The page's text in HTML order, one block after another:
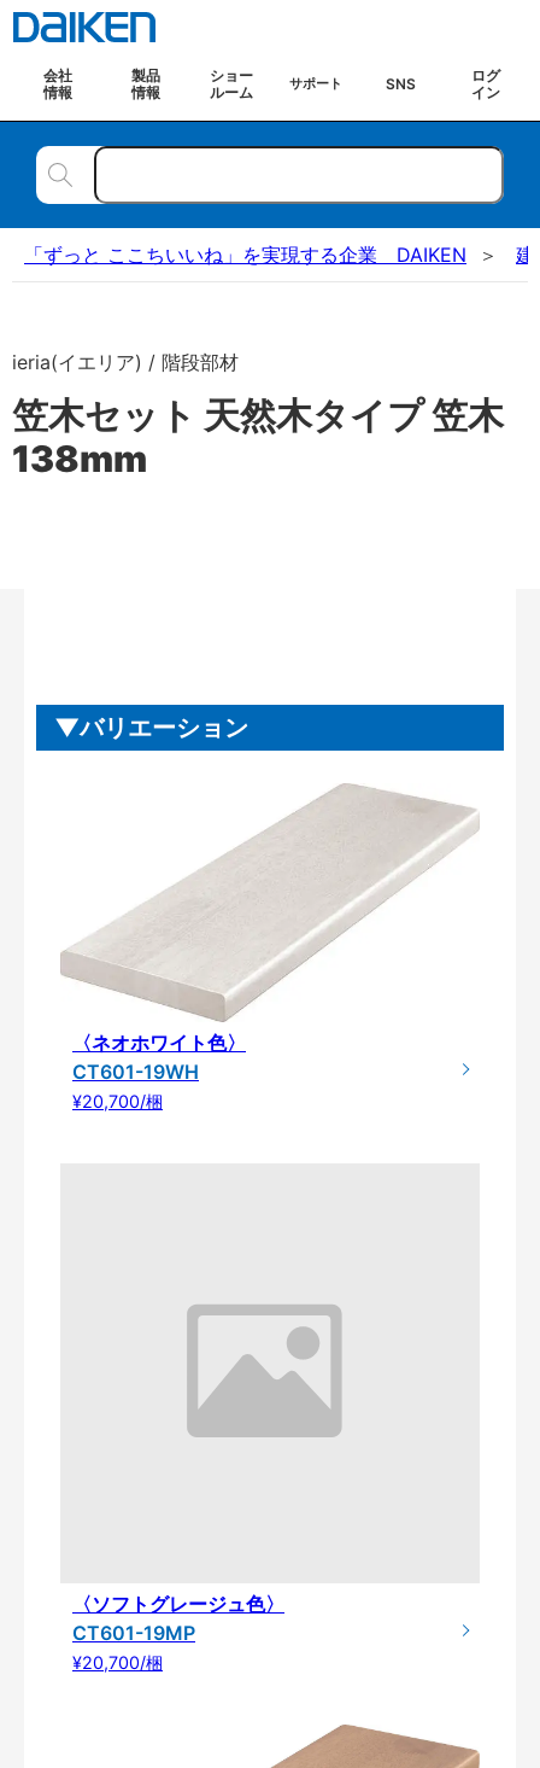
会社
情報
製品
情報
ショー
ルーム
サポート SNS
ログ
イン
「ずっと ここちいいね」を実現する企業 DAIKEN 建
ieria(イエリア) / 階段部材
笠木セット 天然木タイプ 笠木
138mm
バリエーション
〈ネオホワイト色〉
CT601-19WH
¥20,700/梱
〈ソフトグレージュ色〉
CT601-19MP
¥20,700/梱